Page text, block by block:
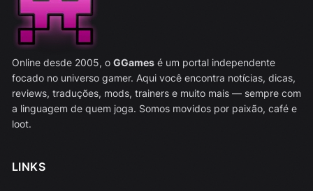
Online desde 2005, o GGamesé um portal independente
focado no universo gamer. Aqui você encontra notícias, dicas,
reviews, traduções, mods, trainers e muito mais — sempre com
a linguagem de quem joga. Somos movidos por paixão, café e
loot.
LINKS